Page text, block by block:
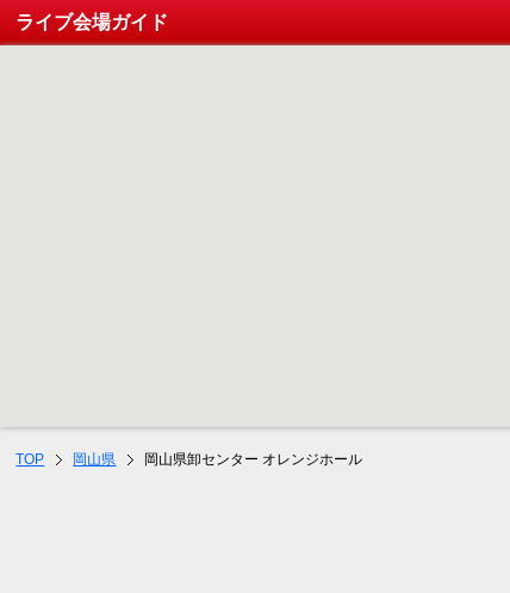
ライブ会場ガイド
TOP 岡山県 岡山県卸センター オレンジホール